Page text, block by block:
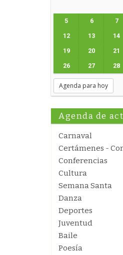
5 6 7
12 13 14
19 20 21
26 27 28
Agenda para hoy
Agenda de
Carnaval
Certámenes -
Conferencias
Cultura
Semana Santa
Danza
Deportes
Juventud
Baile
Poesía